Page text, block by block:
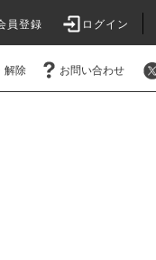
員登録 ログイン
解除 お問い合わせ